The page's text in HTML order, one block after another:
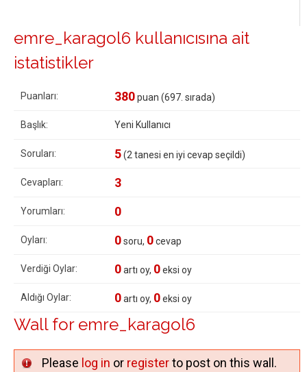
emre_karagol6 kullanıcısına ait
istatistikler
Puanları: 380puan (697 . sırada)
Başlık: Yeni Kullanıcı
Soruları: 5(2 tanesi en iyi cevap seçildi)
Cevapları: 3
Yorumları: 0
Oyları: 0soru, 0cevap
Verdiği Oylar: 0artı oy, 0eksi oy
Aldığı Oylar: 0artı oy, 0eksi oy
Wall for emre_karagol6
Please log in or registerto post on this wall.